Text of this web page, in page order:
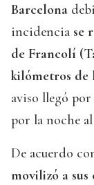
Barcelona
incidencia se
de Francolí
kilómetros de
aviso llegó
por la noche
De acuerdo
movilizó a